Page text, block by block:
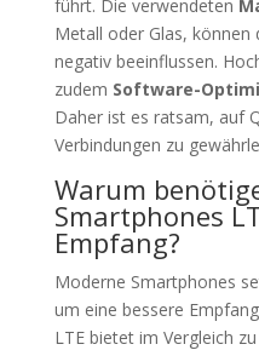
führt. Die verwendeten
Metall oder Glas, können
negativ beeinflussen.
zudem Software-
Daher ist es ratsam, auf
Verbindungen zu
Warum
Smartphones
Empfang?
Moderne Smartphones
um eine bessere
LTE bietet im Vergleich